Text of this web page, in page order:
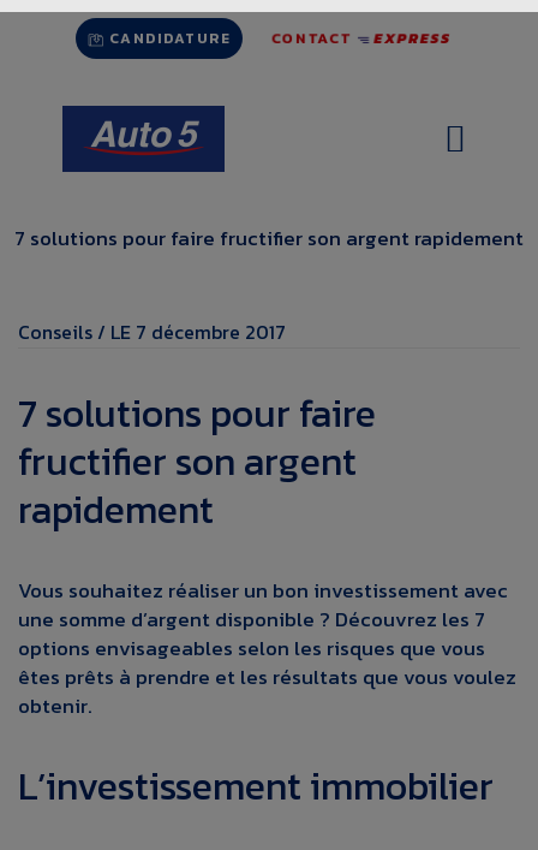
Aller
CANDIDATURE CONTACT EXPRESS
7 solutions pour faire fructifier son argent rapidement
Conseils / LE 7 décembre 2017
7 solutions pour faire
fructifier son argent
rapidement
Vous souhaitez réaliser un bon investissement avec
une somme d’argent disponible ? Découvrez les 7
options envisageables selon les risques que vous
êtes prêts à prendre et les résultats que vous voulez
obtenir.
L’investissement immobilier